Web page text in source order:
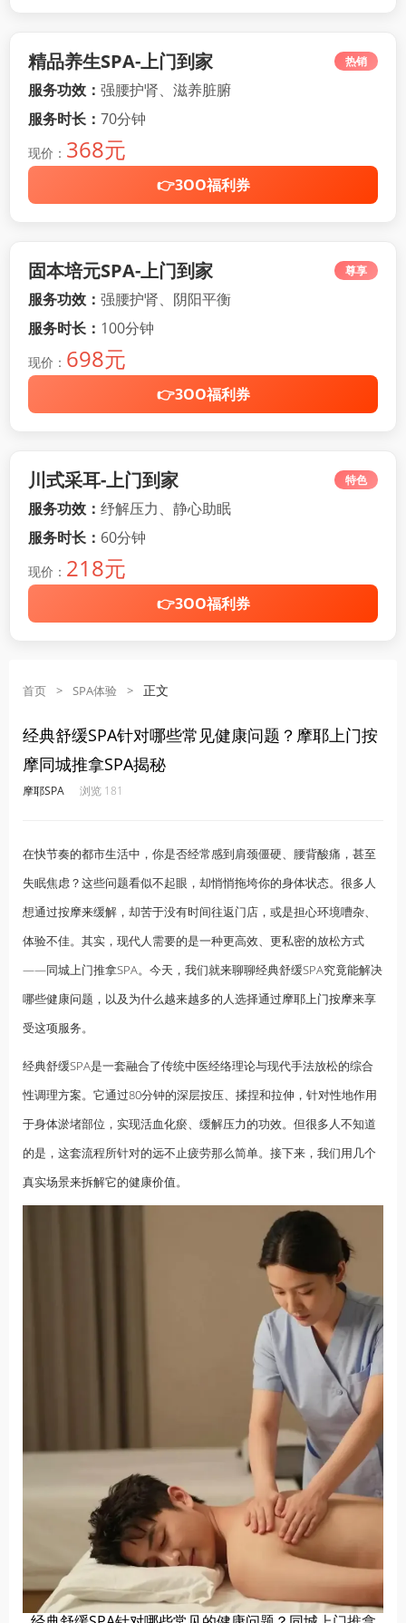
精品养生SPA-上门到家 热销
服务功效： 强腰护肾、滋养脏腑
服务时长： 70分钟
现价： 368元
👉3OO福利券
固本培元SPA-上门到家 尊享
服务功效： 强腰护肾、阴阳平衡
服务时长： 100分钟
现价： 698元
👉3OO福利券
川式采耳-上门到家 特色
服务功效： 纾解压力、静心助眠
服务时长： 60分钟
现价： 218元
👉3OO福利券
首页 > SPA体验 > 正文
经典舒缓SPA针对哪些常见健康问题？摩耶上门按
摩同城推拿SPA揭秘
摩耶SPA 浏览 181
在快节奏的都市生活中，你是否经常感到肩颈僵硬、腰背酸痛，甚至
失眠焦虑？这些问题看似不起眼，却悄悄拖垮你的身体状态。很多人
想通过按摩来缓解，却苦于没有时间往返门店，或是担心环境嘈杂、
体验不佳。其实，现代人需要的是一种更高效、更私密的放松方式
——同城上门推拿SPA。今天，我们就来聊聊经典舒缓SPA究竟能解决
哪些健康问题，以及为什么越来越多的人选择通过摩耶上门按摩来享
受这项服务。
经典舒缓SPA是一套融合了传统中医经络理论与现代手法放松的综合
性调理方案。它通过80分钟的深层按压、揉捏和拉伸，针对性地作用
于身体淤堵部位，实现活血化瘀、缓解压力的功效。但很多人不知道
的是，这套流程所针对的远不止疲劳那么简单。接下来，我们用几个
真实场景来拆解它的健康价值。